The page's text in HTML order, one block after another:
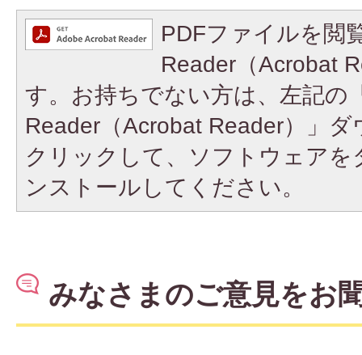
PDFファイルを閲
Reader（Acrobat
す。お持ちでない方は、左記の
Reader（Acrobat Reader）」
クリックして、ソフトウェア
ンストールしてください。
みなさまのご意見をお